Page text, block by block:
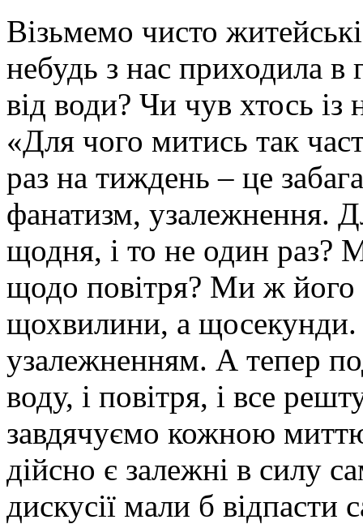
Візьмемо чисто
небудь з нас приходила в
від води? Чи чув хтось
«Для чого митись так
раз на тиждень – це
фанатизм, узалежнення.
щодня, і то не один раз?
щодо повітря? Ми ж його
щохвилини, а щосекунди.
узалежненням. А тепер
воду, і повітря, і все
завдячуємо кожною
дійсно є залежні в силу
дискусії мали б відпасти